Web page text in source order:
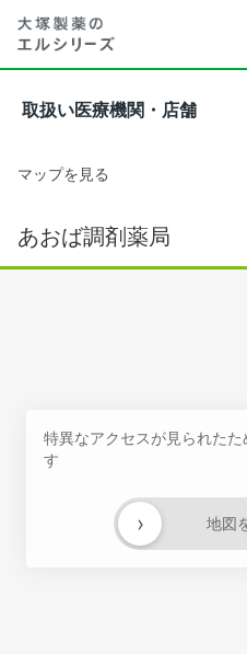
取扱い医療機関・店舗
マップを見る
あおば調剤薬局
特異なアクセスが見られた
す
地図
›